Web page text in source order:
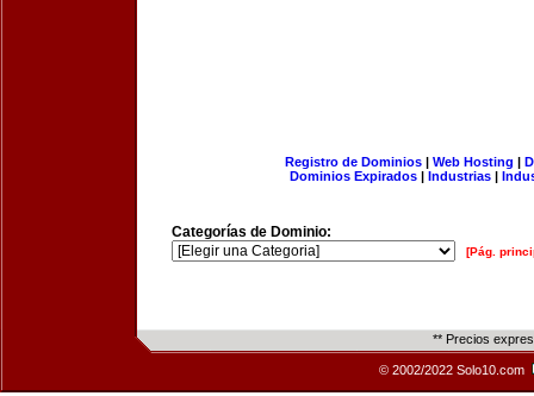
Registro de Dominios| Web Hosting |
Dominios Expirados | Industrias |
Categorías de Dominio:
[Pág.
** Precios
© 2002/2022 Solo10.com